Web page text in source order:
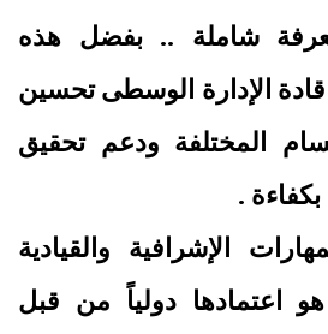
شاملة .. بفضل هذه
الإدارة الوسطى تحسين
المختلفة ودعم تحقيق
.
الإشرافية والقيادية
اعتمادها دولياً من قبل